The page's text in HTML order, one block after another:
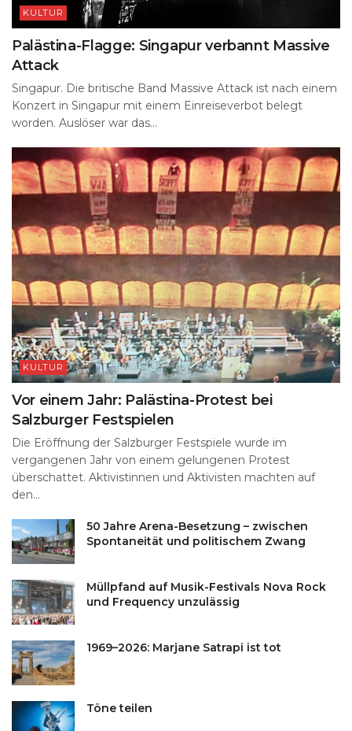
KULTUR
Palästina-Flagge: Singapur verbannt Massive
Attack
Singapur. Die britische Band Massive Attack ist nach einem
Konzert in Singapur mit einem Einreiseverbot belegt
worden. Auslöser war das...
KULTUR
Vor einem Jahr: Palästina-Protest bei
Salzburger Festspielen
Die Eröffnung der Salzburger Festspiele wurde im
vergangenen Jahr von einem gelungenen Protest
überschattet. Aktivistinnen und Aktivisten machten auf
den...
50 Jahre Arena-Besetzung – zwischen
Spontaneität und politischem Zwang
Müllpfand auf Musik-Festivals Nova Rock
und Frequency unzulässig
1969–2026: Marjane Satrapi ist tot
Töne teilen